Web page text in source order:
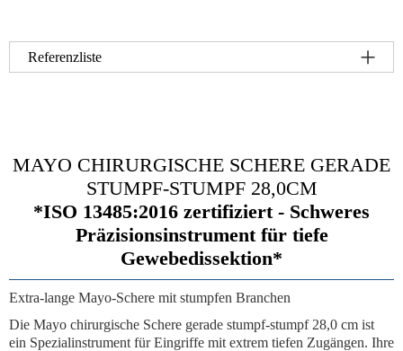
Referenzliste
MAYO CHIRURGISCHE SCHERE GERADE
STUMPF-STUMPF 28,0CM
*ISO 13485:2016 zertifiziert - Schweres
Präzisionsinstrument für tiefe
Gewebedissektion*
Extra-lange Mayo-Schere mit stumpfen Branchen
Die Mayo chirurgische Schere gerade stumpf-stumpf 28,0 cm ist
ein Spezialinstrument für Eingriffe mit extrem tiefen Zugängen. Ihre